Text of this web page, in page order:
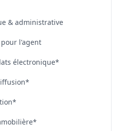
& administrative
pour l'agent
électronique*